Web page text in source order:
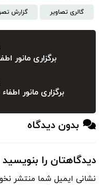
گالری تصاویر گزارش
برگزاری مانور
برگزاری مانور
بدون دیدگاه
دیدگاهتان را بنویسید
نشانی ایمیل شما منتشر